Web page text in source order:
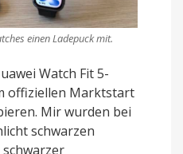
einen Ladepuck mit.
Watch Fit 5-
offiziellen Marktstart
Mir wurden bei
schwarzen